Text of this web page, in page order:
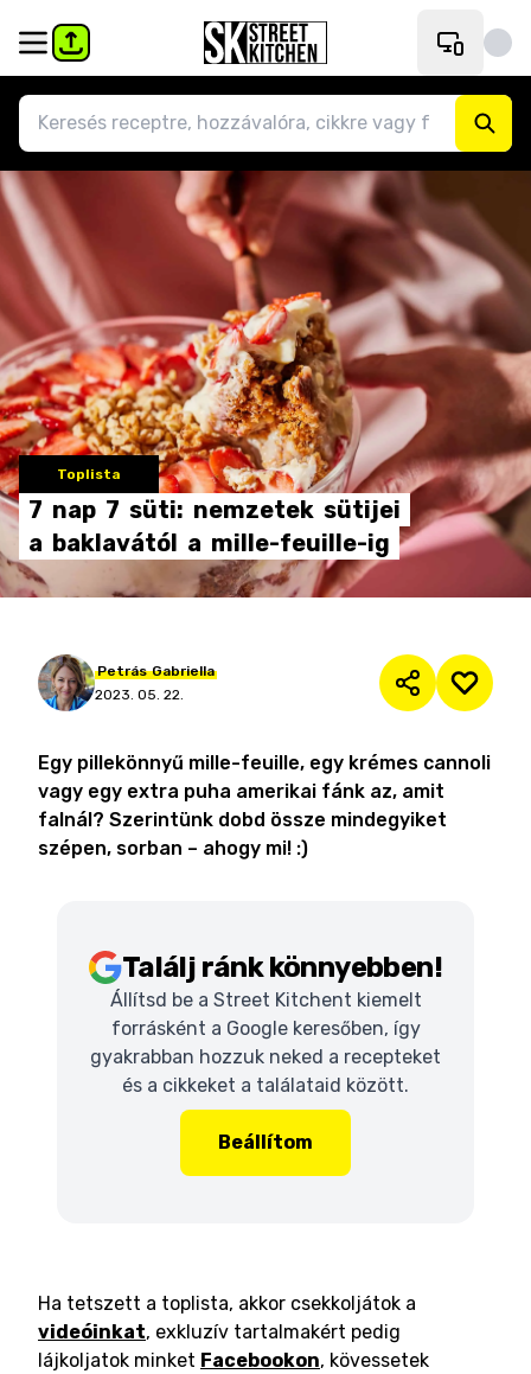
Toplista
7 nap 7 süti: nemzetek sütijei
a baklavától a mille-feuille-ig
Petrás Gabriella
2023. 05. 22.
Egy pillekönnyű mille-feuille, egy krémes cannoli
vagy egy extra puha amerikai fánk az, amit
falnál? Szerintünk dobd össze mindegyiket
szépen, sorban – ahogy mi! :)
Találj ránk könnyebben!
Állítsd be a Street Kitchent kiemelt
forrásként a Google keresőben, így
gyakrabban hozzuk neked a recepteket
és a cikkeket a találataid között.
Beállítom
Ha tetszett a toplista, akkor csekkoljátok a
videóinkat, exkluzív tartalmakért pedig
lájkoljatok minket Facebookon, kövessetek